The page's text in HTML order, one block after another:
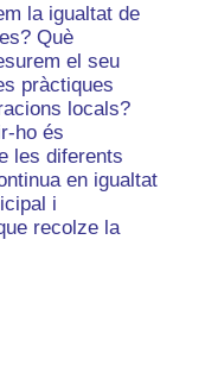
la igualtat de
Què
el seu
pràctiques
locals?
ho és
les diferents
en igualtat
i
recolze la